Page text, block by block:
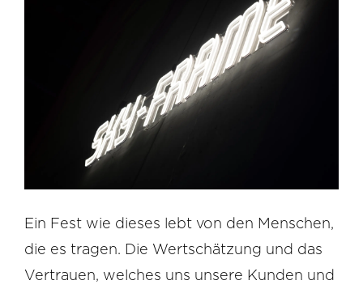
Ein Fest wie dieses lebt von den Menschen,
die es tragen. Die Wertschätzung und das
Vertrauen, welches uns unsere Kunden und